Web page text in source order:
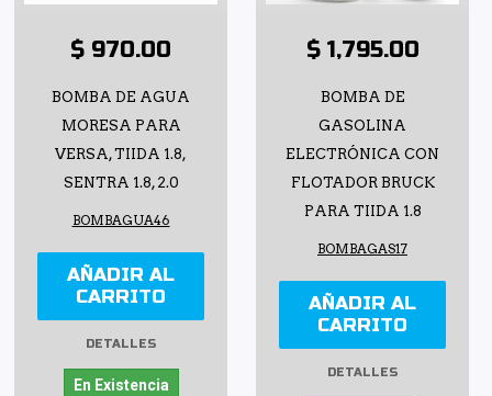
$ 970.00
BOMBA DE AGUA
MORESA PARA
VERSA, TIIDA 1.8,
SENTRA 1.8, 2.0
BOMBAGUA46
AÑADIR AL
CARRITO
DETALLES
En Existencia
$ 1,795.00
BOMBA DE
GASOLINA
ELECTRÓNICA CON
FLOTADOR BRUCK
PARA TIIDA 1.8
BOMBAGAS17
AÑADIR AL
CARRITO
DETALLES